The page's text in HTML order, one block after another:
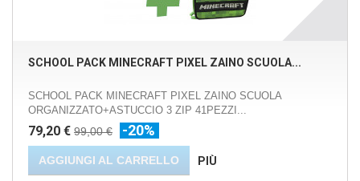
SCHOOL PACK MINECRAFT PIXEL ZAINO SCUOLA...
SCHOOL PACK MINECRAFT PIXEL ZAINO SCUOLA
ORGANIZZATO+ASTUCCIO 3 ZIP 41PEZZI...
79,20 € 99,00 € -20%
AGGIUNGI AL CARRELLO PIÙ